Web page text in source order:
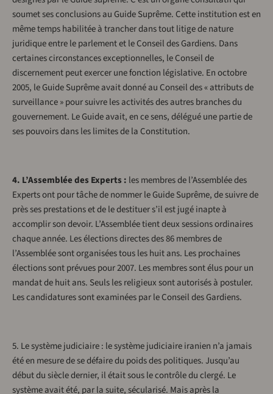
soumet ses conclusions au Guide Suprême. Cette institution est en
même temps habilitée à trancher dans tout litige de nature
juridique entre le parlement et le Conseil des Gardiens. Dans
certaines circonstances exceptionnelles, le Conseil de
discernement peut exercer une fonction législative. En octobre
2005, le Guide Suprême avait donné au Conseil des « attributs de
surveillance » pour suivre les activités des autres branches du
gouvernement. Le Guide avait, en ce sens, délégué une partie de
ses pouvoirs dans les limites de la Constitution.
4. L’Assemblée des Experts : les membres de l’Assemblée des
Experts ont pour tâche de nommer le Guide Suprême, de suivre de
près ses prestations et de le destituer s’il est jugé inapte à
accomplir son devoir. L’Assemblée tient deux sessions ordinaires
chaque année. Les élections directes des 86 membres de
l’Assemblée sont organisées tous les huit ans. Les prochaines
élections sont prévues pour 2007. Les membres sont élus pour un
mandat de huit ans. Seuls les religieux sont autorisés à postuler.
Les candidatures sont examinées par le Conseil des Gardiens.
5. Le système judiciaire : le système judiciaire iranien n’a jamais
été en mesure de se défaire du poids des politiques. Jusqu’au
début du siècle dernier, il était sous le contrôle du clergé. Le
système avait été, par la suite, sécularisé. Mais après la